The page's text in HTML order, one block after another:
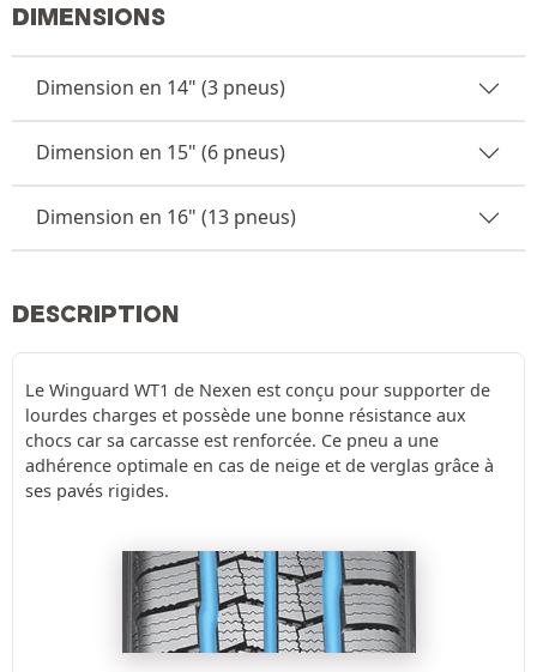
DIMENSIONS
Dimension en 14" (3 pneus)
Dimension en 15" (6 pneus)
Dimension en 16" (13 pneus)
DESCRIPTION
Le Winguard WT1 de Nexen est conçu pour supporter de
lourdes charges et possède une bonne résistance aux
chocs car sa carcasse est renforcée. Ce pneu a une
adhérence optimale en cas de neige et de verglas grâce à
ses pavés rigides.